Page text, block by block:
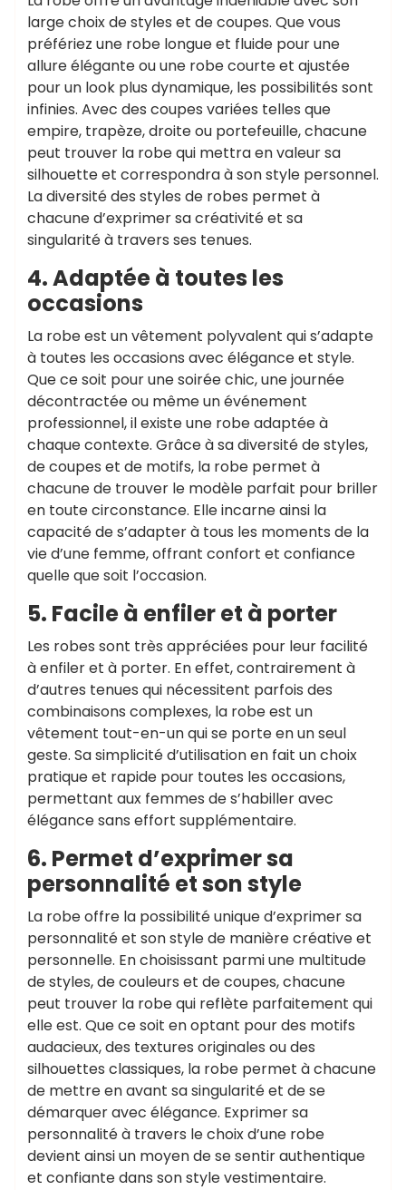
large choix de styles et de coupes. Que vous
préfériez une robe longue et fluide pour une
allure élégante ou une robe courte et ajustée
pour un look plus dynamique, les possibilités sont
infinies. Avec des coupes variées telles que
empire, trapèze, droite ou portefeuille, chacune
peut trouver la robe qui mettra en valeur sa
silhouette et correspondra à son style personnel.
La diversité des styles de robes permet à
chacune d’exprimer sa créativité et sa
singularité à travers ses tenues.
4. Adaptée à toutes les
occasions
La robe est un vêtement polyvalent qui s’adapte
à toutes les occasions avec élégance et style.
Que ce soit pour une soirée chic, une journée
décontractée ou même un événement
professionnel, il existe une robe adaptée à
chaque contexte. Grâce à sa diversité de styles,
de coupes et de motifs, la robe permet à
chacune de trouver le modèle parfait pour briller
en toute circonstance. Elle incarne ainsi la
capacité de s’adapter à tous les moments de la
vie d’une femme, offrant confort et confiance
quelle que soit l’occasion.
5. Facile à enfiler et à porter
Les robes sont très appréciées pour leur facilité
à enfiler et à porter. En effet, contrairement à
d’autres tenues qui nécessitent parfois des
combinaisons complexes, la robe est un
vêtement tout-en-un qui se porte en un seul
geste. Sa simplicité d’utilisation en fait un choix
pratique et rapide pour toutes les occasions,
permettant aux femmes de s’habiller avec
élégance sans effort supplémentaire.
6. Permet d’exprimer sa
personnalité et son style
La robe offre la possibilité unique d’exprimer sa
personnalité et son style de manière créative et
personnelle. En choisissant parmi une multitude
de styles, de couleurs et de coupes, chacune
peut trouver la robe qui reflète parfaitement qui
elle est. Que ce soit en optant pour des motifs
audacieux, des textures originales ou des
silhouettes classiques, la robe permet à chacune
de mettre en avant sa singularité et de se
démarquer avec élégance. Exprimer sa
personnalité à travers le choix d’une robe
devient ainsi un moyen de se sentir authentique
et confiante dans son style vestimentaire.